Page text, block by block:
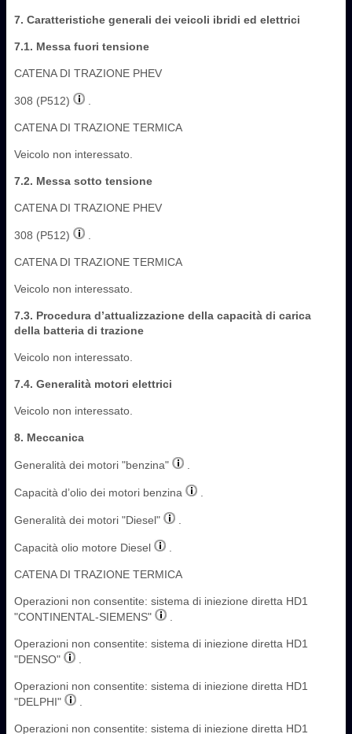
7. Caratteristiche generali dei veicoli ibridi ed elettrici
7.1. Messa fuori tensione
CATENA DI TRAZIONE PHEV
308 (P512)
CATENA DI TRAZIONE TERMICA
Veicolo non interessato.
7.2. Messa sotto tensione
CATENA DI TRAZIONE PHEV
308 (P512)
CATENA DI TRAZIONE TERMICA
Veicolo non interessato.
7.3. Procedura d’attualizzazione della capacità di carica
della batteria di trazione
Veicolo non interessato.
7.4. Generalità motori elettrici
Veicolo non interessato.
8. Meccanica
Generalità dei motori "benzina"
Capacità d’olio dei motori benzina
Generalità dei motori "Diesel"
Capacità olio motore Diesel
CATENA DI TRAZIONE TERMICA
Operazioni non consentite: sistema di iniezione diretta HD1
"CONTINENTAL-SIEMENS"
Operazioni non consentite: sistema di iniezione diretta HD1
"DENSO"
Operazioni non consentite: sistema di iniezione diretta HD1
"DELPHI"
Operazioni non consentite: sistema di iniezione diretta HD1